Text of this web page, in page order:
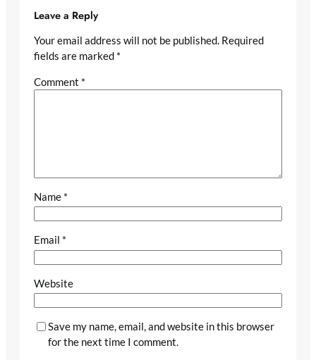
Leave a Reply
Your email address will not be published. Required
fields are marked *
Comment *
Name *
Email *
Website
Save my name, email, and website in this browser
for the next time I comment.